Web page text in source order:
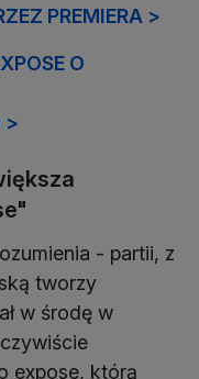
PREMIERA >
O
>
- partii, z
tworzy
w środę w
expose, którą